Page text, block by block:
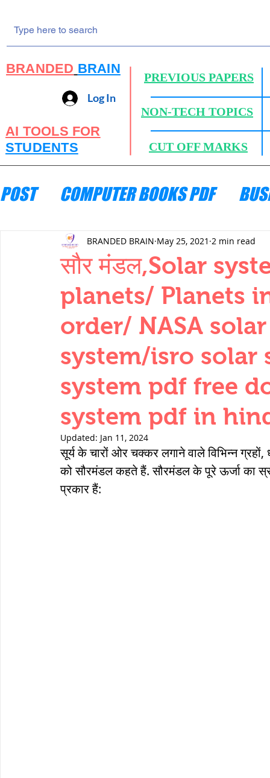
BRANDED BRAIN
PREVIOUS PAPERS
Log In
NON-TECH TOPICS
AI TOOLS FOR
STUDENTS
CUT OFF MARKS
POST COMPUTER BOOKS PDF
ENGINEERING MECHANICS
THERMODYNAMICS QUANTITIES
SERIES CIRCUITS BUILDING
SOIL MECHANICS AND FOUNDATION
हड़प्पा : HARAPPA / INDUS VALLEY
महाजनपद काल : Mahajanapadas
सौर मंडल,Solar
planets/ Planets
order/ NASA
system/isro solar
system pdf free
system pdf in
BRANDED BRAIN May 25, 2021 2 min read
Updated: Jan 11, 2024
सूर्य के चारों ओर चक्कर लगाने वाले विभिन्न
को सौरमंडल कहते हैं. सौरमंडल के पूरे ऊर्जा का
प्रकार हैं: